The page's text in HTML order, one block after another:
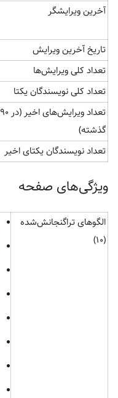
آخرین ویرایشگر
تاریخ آخرین ویرایش
تعداد کلی ویرایش‌ها
تعداد کلی نویسندگان یکتا
گذشته)
تعداد نویسندگان یکتای اخیر
ويژگی‌های صفحه
الگوهای تراگنجانش‌شده
(۱۰)